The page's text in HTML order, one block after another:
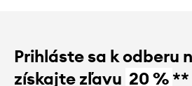
Prihláste sa k odberu
získajte zľavu 20 %**